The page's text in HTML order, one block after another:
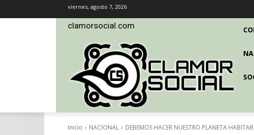
viernes, agosto 7, 2026
clamorsocial.com
Inicio NACIONAL DEBEMOS HACER NUESTRO PLANETA